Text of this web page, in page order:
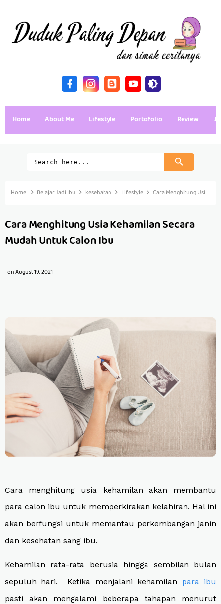
Home About Me Lifestyle Portofolio Review
Home Belajar Jadi Ibu kesehatan Lifestyle Cara Menghitung Usia Kehamilan Secara Mudah Untuk Calon Ibu
Cara Menghitung Usia Kehamilan Secara
Mudah Untuk Calon Ibu
onAugust 19, 2021
Cara menghitung usia kehamilan akan membantu
para calon ibu untuk memperkirakan kelahiran. Hal ini
akan berfungsi untuk memantau perkembangan janin
dan kesehatan sang ibu.
Kehamilan rata-rata berusia hingga sembilan bulan
sepuluh hari. Ketika menjalani kehamilan para ibu
pasti akan mengalami beberapa tahapan menurut